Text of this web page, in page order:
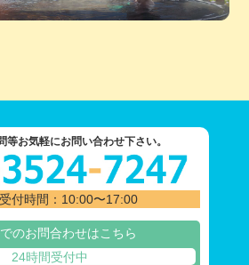
等お気軽にお問い合わせ下さい。
付時間：10:00〜17:00
のお問合わせはこちら
24時間受付中